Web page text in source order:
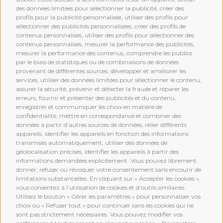
des données limitées pour sélectionner la publicité, créer des
profils pour la publicité personnalisée, utiliser des profils pour
sélectionner des publicités personnalisées, créer des profils de
contenus personnalisés, utiliser des profils pour sélectionner des
contenus personnalisés, mesurer la performance des publicités,
mesurer la performance des contenus, comprendre les publics
par le biais de statistiques ou de combinaisons de données
provenant de différentes sources, développer et améliorer les
services, utiliser des données limitées pour sélectionner le contenu,
assurer la sécurité, prévenir et détecter la fraude et réparer les
erreurs, fournir et présenter des publicités et du contenu,
enregistrer et communiquer les choix en matière de
confidentialité, mettre en correspondance et combiner des
données à partir d’autres sources de données, relier différents
appareils, identifier les appareils en fonction des informations
transmises automatiquement, utiliser des données de
géolocalisation précises, identifier les appareils à partir des
informations demandées explicitement. Vous pouvez librement
donner, refuser ou révoquer votre consentement sans encourir de
limitations substantielles. En cliquant sur « Accepter les cookies »,
vous consentez à l’utilisation de cookies et d’outils similaires.
Utilisez le bouton « Gérer les paramètres » pour personnaliser vos
choix ou « Refuser tout » pour continuer sans les cookies qui ne
sont pas strictement nécessaires. Vous pouvez modifier vos
MEMBERSHIP